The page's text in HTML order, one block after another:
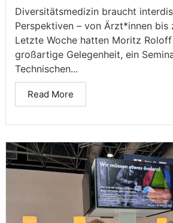
Diversitätsmedizin braucht
Perspektiven – von Ärzt*innen bis
Letzte Woche hatten Moritz
großartige Gelegenheit, ein
Technischen...
Read More